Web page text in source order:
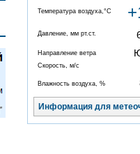
Температура воздуха,°C
Давление, мм рт.ст.
Направление ветра
Скорость, м/с
Влажность воздуха, %
Информация для